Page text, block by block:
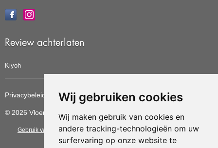
Wij gebruiken cookies
Wij maken gebruik van cookies en
andere tracking-technologieën om uw
surfervaring op onze website te
Review achterlaten
Kiyoh
Privacybeleid Cookiebeleid Update cookies voorkeuren
© 2026 Vloerbedekkingvoordelig
Gebruik van deze site betekent dat u dealgemene voorwaarden van CBW